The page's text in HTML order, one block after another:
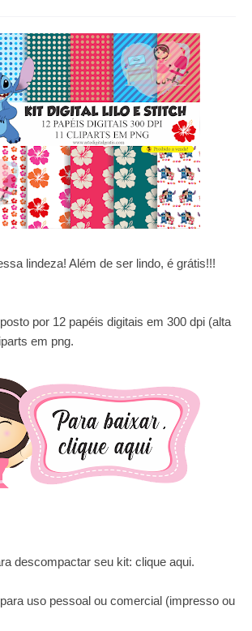
lindeza! Além de ser lindo, é grátis!!!
por 12 papéis digitais em 300 dpi (alta
em png.
descompactar seu kit: clique aqui.
uso pessoal ou comercial (impresso ou